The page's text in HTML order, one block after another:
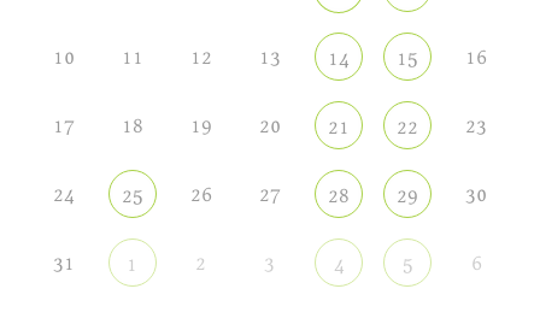
10 11 12 13 14 15 16
17 18 19 20 21 22 23
24 25 26 27 28 29 30
31 1 2 3 4 5 6